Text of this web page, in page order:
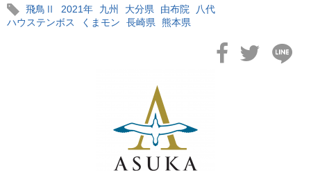
飛鳥Ⅱ
2021年 九州 大分県 由布院
八代
ハウステンボス
くまモン 長崎県 熊本県
バイキング・エデンに乗船してきました！(1)
飛鳥II アジアグランドクルーズおかえりなさい！